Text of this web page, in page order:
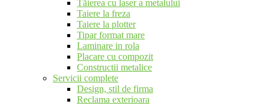
Tăierea cu laser a metalului
Taiere la freza
Taiere la plotter
Tipar format mare
Laminare in rola
Placare cu compozit
Constructii metalice
Servicii complete
Design, stil de firma
Reclama exterioara